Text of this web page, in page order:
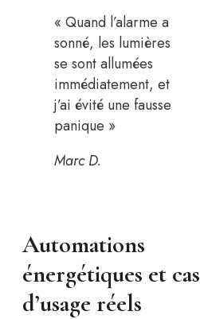
« Quand l’alarme a
sonné, les lumières
se sont allumées
immédiatement, et
j’ai évité une fausse
panique »
Marc D.
Automations
énergétiques et cas
d’usage réels